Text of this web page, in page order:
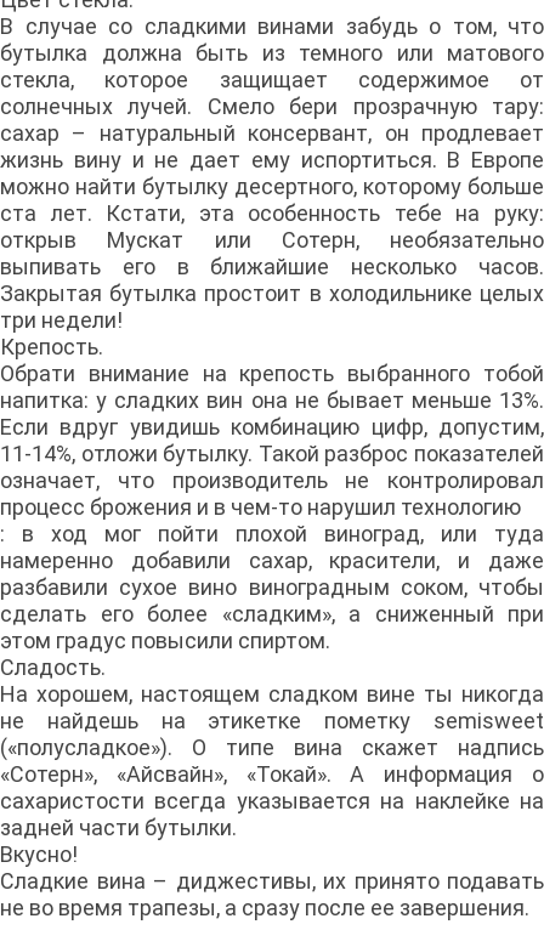
В случае со сладкими винами забудь о том, что
бутылка должна быть из темного или матового
стекла, которое защищает содержимое от
солнечных лучей. Смело бери прозрачную тару:
сахар – натуральный консервант, он продлевает
жизнь вину и не дает ему испортиться. В Европе
можно найти бутылку десертного, которому больше
ста лет. Кстати, эта особенность тебе на руку:
открыв Мускат или Сотерн, необязательно
выпивать его в ближайшие несколько часов.
Закрытая бутылка простоит в холодильнике целых
три недели!
Крепость.
Обрати внимание на крепость выбранного тобой
напитка: у сладких вин она не бывает меньше 13%.
Если вдруг увидишь комбинацию цифр, допустим,
11-14%, отложи бутылку. Такой разброс показателей
означает, что производитель не контролировал
процесс брожения и в чем-то нарушил технологию
: в ход мог пойти плохой виноград, или туда
намеренно добавили сахар, красители, и даже
разбавили сухое вино виноградным соком, чтобы
сделать его более «сладким», а сниженный при
этом градус повысили спиртом.
Сладость.
На хорошем, настоящем сладком вине ты никогда
не найдешь на этикетке пометку semisweet
(«полусладкое»). О типе вина скажет надпись
«Сотерн», «Айсвайн», «Токай». А информация о
сахаристости всегда указывается на наклейке на
задней части бутылки.
Вкусно!
Сладкие вина – диджестивы, их принято подавать
не во время трапезы, а сразу после ее завершения.